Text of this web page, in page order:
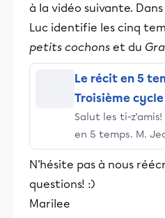
éducative.
à la vidéo suivante.
Luc identifie les cinq
petits cochons et du
Le récit en 5
Troisième
Salut les ti-
en 5 temps. M.
raconter
cochons et du
non! Mais non! Ne
N'hésite pas à nous
questions! :)
Marilee